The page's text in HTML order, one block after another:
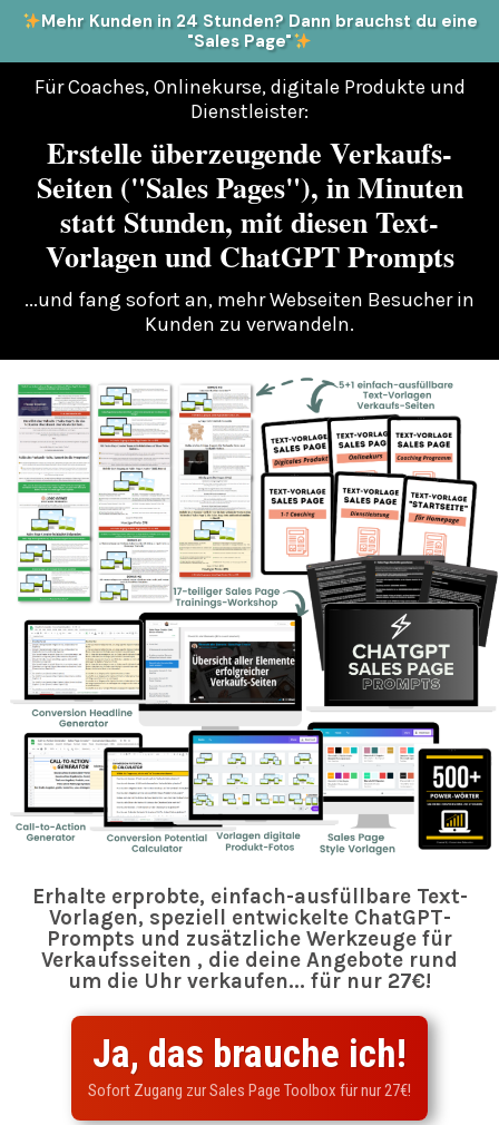
Mehr Kunden in 24 Stunden? Dann brauchst du eine
"Sales Page"
Für Coaches, Onlinekurse, digitale Produkte und
Dienstleister:
Erstelle überzeugende Verkaufs-
Seiten ("Sales Pages"), in Minuten
statt Stunden, mit diesen Text-
Vorlagen und ChatGPT Prompts
...und fang sofort an, mehr Webseiten Besucher in
Kunden zu verwandeln.
Erhalte erprobte, einfach-ausfüllbare Text-
Vorlagen, speziell entwickelte ChatGPT-
Prompts und zusätzliche Werkzeuge für
Verkaufsseiten , die deine Angebote rund
um die Uhr verkaufen... für nur 27€!
Ja, das brauche ich!
Sofort Zugang zur Sales Page Toolbox für nur 27€!